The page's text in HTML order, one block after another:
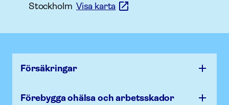
StockholmVisa karta
Försäk­ringar
Förebygga ohälsa och arbets­skador